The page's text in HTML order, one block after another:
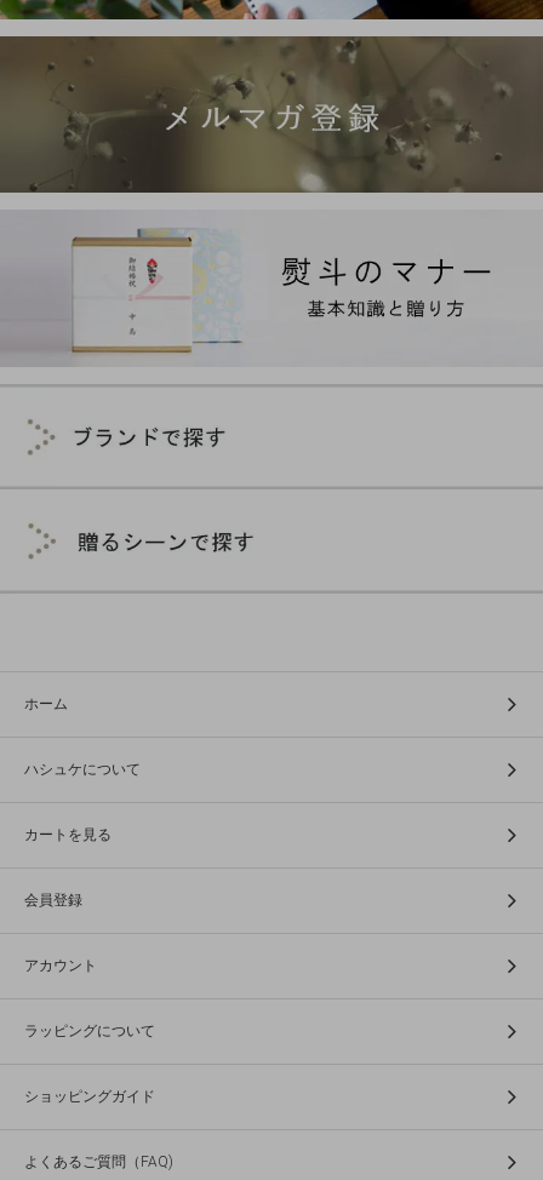
ホーム
ハシュケについて
カートを見る
会員登録
アカウント
ラッピングについて
ショッピングガイド
よくあるご質問（FAQ)